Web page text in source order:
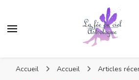
Accueil Accueil
Articles